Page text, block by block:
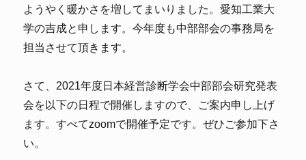
ようやく暖かさを増してまいりました。愛知工業大
学の吉成と申します。今年度も中部部会の事務局を
担当させて頂きます。
さて、2021年度日本経営診断学会中部部会研究発表
会を以下の日程で開催しますので、ご案内申し上げ
ます。すべてzoomで開催予定です。ぜひご参加下さ
い。